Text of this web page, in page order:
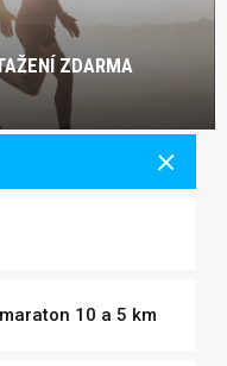
ZDARMA
10 a 5 km